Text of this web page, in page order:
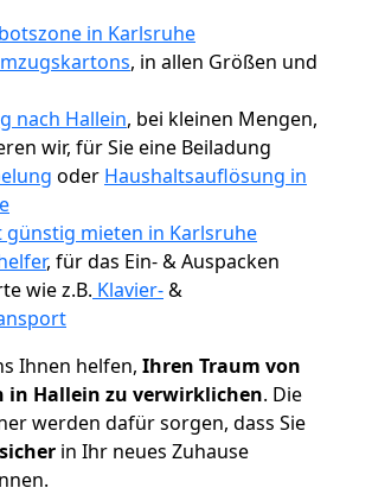
in Karlsruhe
, in allen Größen und
nach Hallein, bei kleinen Mengen,
wir, für Sie eine Beiladung
oder Haushaltsauflösung in
mieten in Karlsruhe
, für das Ein- & Auspacken
wie z.B. Klavier-&
Ihnen helfen, Ihren Traum von
in Hallein zu verwirklichen. Die
werden dafür sorgen, dass Sie
in Ihr neues Zuhause